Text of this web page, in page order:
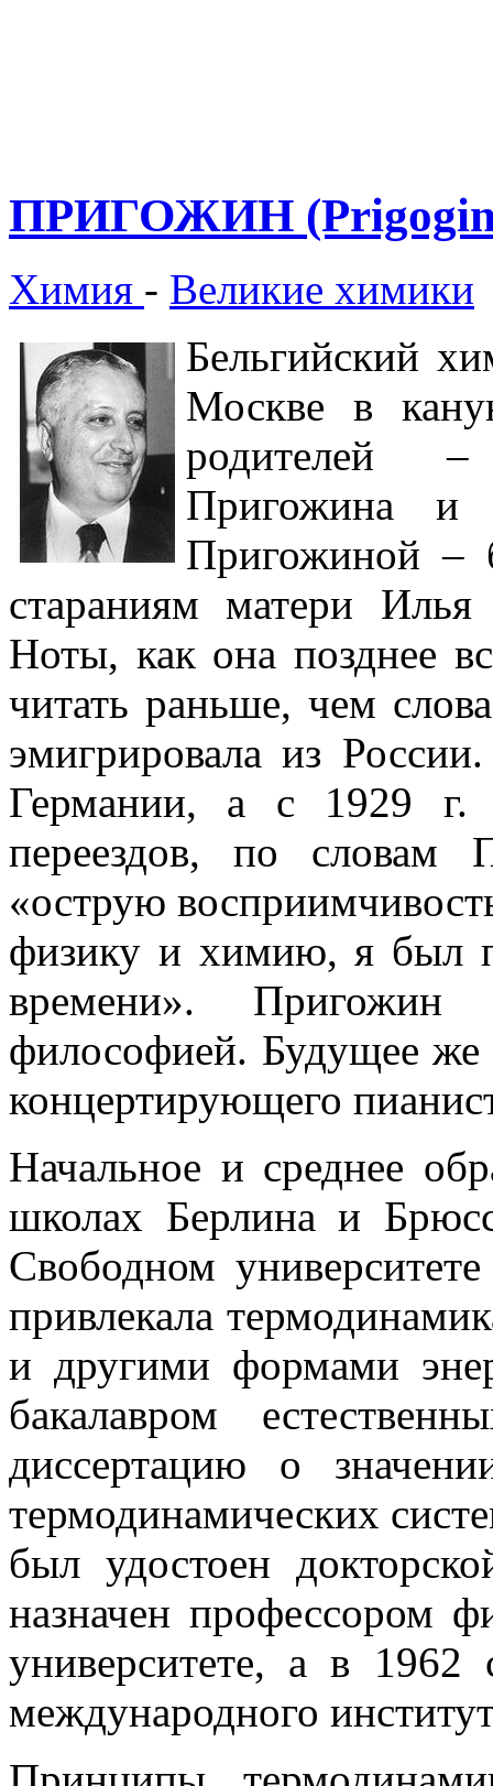
ПРИГОЖИН
Химия - Великие химики
Бельгийский
Москве в
родителей –
Пригожина и
Пригожиной –
стараниям матери
Ноты, как она позднее
читать раньше, чем
эмигрировала из
Германии, а с 1929 г.
переездов, по словам
«острую
физику и химию, я был
времени». Пригожин
философией. Будущее же
концертирующего
Начальное и среднее
школах Берлина и
Свободном
привлекала
и другими формами
бакалавром
диссертацию о
термодинамических
был удостоен
назначен профессором
университете, а в 1962
международного